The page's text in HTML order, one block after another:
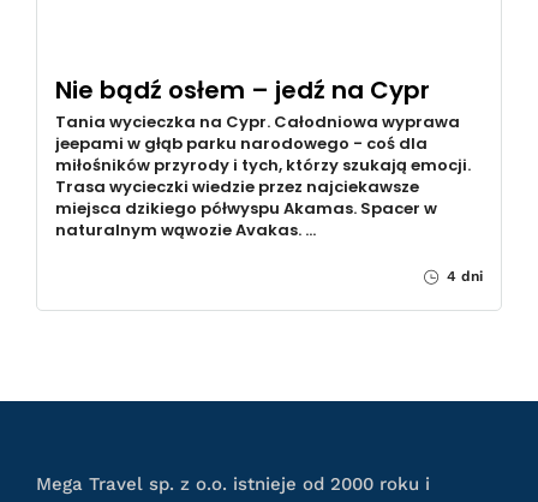
Nie bądź osłem – jedź na Cypr
Tania wycieczka na Cypr. Całodniowa wyprawa
jeepami w głąb parku narodowego - coś dla
miłośników przyrody i tych, którzy szukają emocji.
Trasa wycieczki wiedzie przez najciekawsze
miejsca dzikiego półwyspu Akamas. Spacer w
naturalnym wąwozie Avakas. …
4 dni
Mega Travel sp. z o.o. istnieje od 2000 roku i